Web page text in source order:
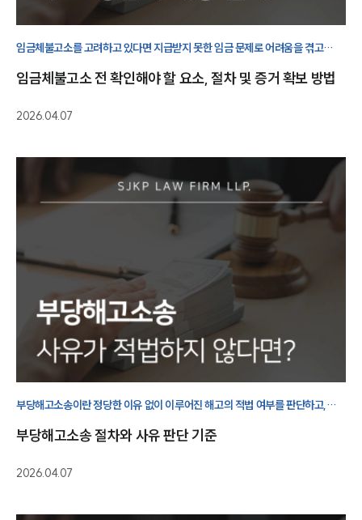
임금체불고소를 고려하고 있다면 지급받지 못한 임금 문제로 어려움을 겪고
살펴보겠습니다.
임금체불고소 전 확인해야 할 요소, 절차 및 증거 확보 방법
2026.04.07
부당해고소송이란 정당한 이유 없이 이루어진 해고의 적법 여부를 판단하고,
부당해고소송 절차와 사유 판단 기준
2026.04.07